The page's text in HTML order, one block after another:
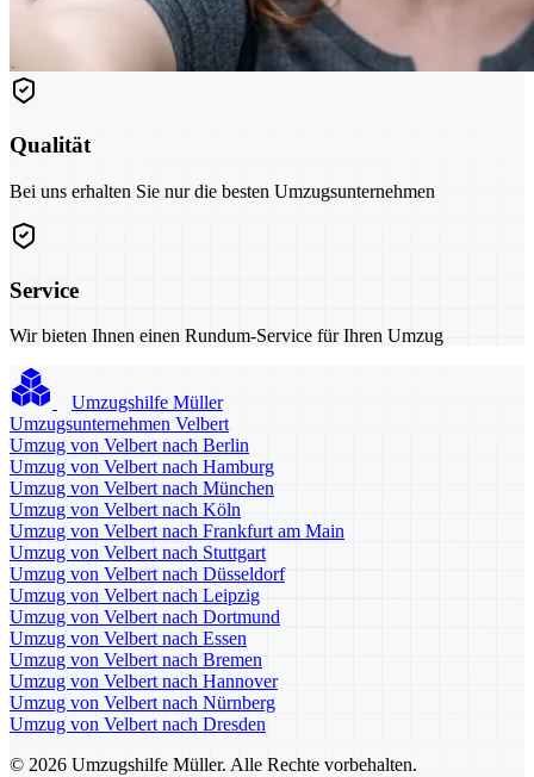
Qualität
Bei uns erhalten Sie nur die besten Umzugsunternehmen
Service
Wir bieten Ihnen einen Rundum-Service für Ihren Umzug
Umzugshilfe Müller
Umzugsunternehmen Velbert
Umzug von Velbert nach Berlin
Umzug von Velbert nach Hamburg
Umzug von Velbert nach München
Umzug von Velbert nach Köln
Umzug von Velbert nach Frankfurt am Main
Umzug von Velbert nach Stuttgart
Umzug von Velbert nach Düsseldorf
Umzug von Velbert nach Leipzig
Umzug von Velbert nach Dortmund
Umzug von Velbert nach Essen
Umzug von Velbert nach Bremen
Umzug von Velbert nach Hannover
Umzug von Velbert nach Nürnberg
Umzug von Velbert nach Dresden
© 2026 Umzugshilfe Müller. Alle Rechte vorbehalten.